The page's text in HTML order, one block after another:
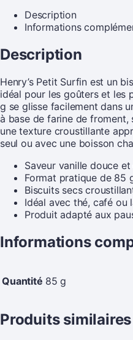
Description
Informations
Description
Henry’s Petit Surfin est un
idéal pour les goûters et les
g se glisse facilement dans
à base de farine de
une texture croustillante
seul ou avec une boisson
Saveur vanille douce
Format pratique de 85
Biscuits secs
Idéal avec thé, café ou
Produit adapté aux
Informations
Quantité 85 g
Produits similaires